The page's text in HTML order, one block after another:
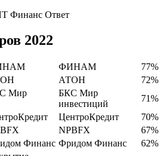
Финанс Ответ
2022
ФИНАМ
77%
АТОН
72%
БКС Мир
инвестиций
71%
ЦентроКредит
70%
NPBFX
67%
Фридом Финанс
62%